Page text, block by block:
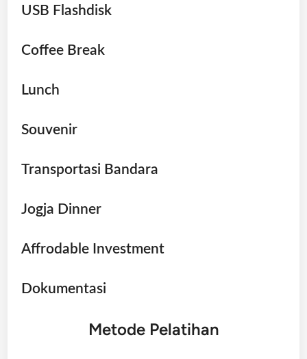
USB Flashdisk
Coffee Break
Lunch
Souvenir
Transportasi Bandara
Jogja Dinner
Affrodable Investment
Dokumentasi
Metode Pelatihan